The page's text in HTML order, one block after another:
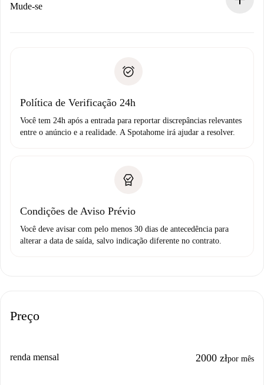
Se recusada: não cobraremos nada e ofereceremos
Débito direto bancário
Mude-se
não comunicar nenhum problema.
Política de Verificação 24h
Você tem 24h após a entrada para reportar discrepâncias relevantes
entre o anúncio e a realidade. A Spotahome irá ajudar a resolver.
Condições de Aviso Prévio
Você deve avisar com pelo menos 30 dias de antecedência para
alterar a data de saída, salvo indicação diferente no contrato.
Preço
renda mensal 2000 złpor mês